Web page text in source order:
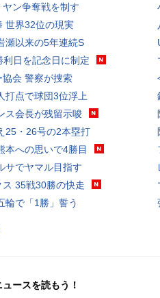
ン争奪戦を制す
世界32位の現実
瀬以来の5年連続S
利日を記念日に制定
会 警察が捜索
打点で球団3位浮上
ス会長が残留示唆
25・26号の2本塁打
本への思いで4勝目
サでヤマル目指す
ス 35戦30勝の快走
輪で「1勝」誓う
ースを読もう！